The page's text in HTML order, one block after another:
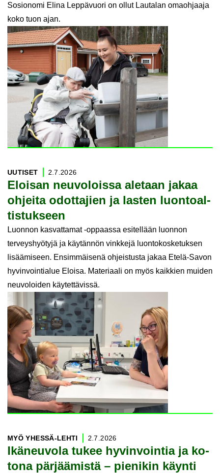
Sosionomi Elina Leppävuori on ollut Lautalan omaohjaaja
koko tuon ajan.
Eloi­san neu­vo­lois­sa ale­taan jakaa
oh­jei­ta odot­ta­jien ja las­ten luon­toal­
tis­tuk­seen
UU­TI­SET 2.7.2026
Luonnon kasvattamat -oppaassa esitellään luonnon
terveyshyötyjä ja käytännön vinkkejä luontokosketuksen
lisäämiseen. Ensimmäisenä ohjeistusta jakaa Etelä-Savon
hyvinvointialue Eloisa. Materiaali on myös kaikkien muiden
neuvoloiden käytettävissä.
Ikä­neu­vo­la tukee hy­vin­voin­tia ja ko­
to­na pär­jää­mis­tä – pie­ni­kin käyn­ti
MYÖ YHESSÄ-​LEHTI 2.7.2026